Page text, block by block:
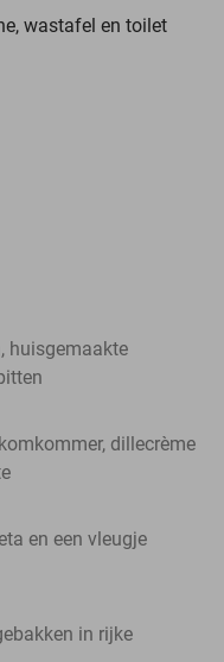
wastafel en toilet
huisgemaakte
dillecrème
en een vleugje
in rijke